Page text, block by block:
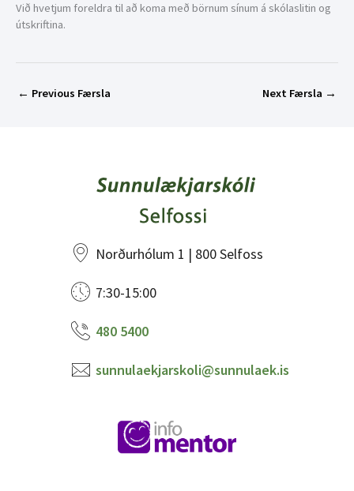
Við hvetjum foreldra til að koma með börnum sínum á skólaslitin og
útskriftina.
← Previous Færsla Next Færsla →
Norðurhólum 1 | 800 Selfoss
7:30-15:00
480 5400
sunnulaekjarskoli@sunnulaek.is